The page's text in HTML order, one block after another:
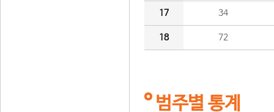
17 34
18 72
범주별 통계